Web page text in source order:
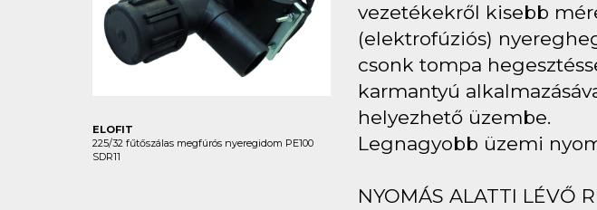
ELOFIT
225/32 fűtőszálas megfúrós nyeregidom PE100
SDR11
vezetékekről kisebb
(elektrofúziós)
csonk tompa
karmantyú
helyezhető üzembe.
Legnagyobb üzemi
NYOMÁS ALATTI LÉVŐ